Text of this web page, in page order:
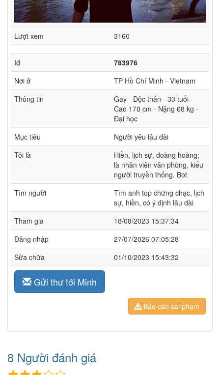
Lượt xem 3160
Id
783976
Nơi ở
TP Hồ Chí Minh - Vietnam
Thông tin
Gay - Độc thân - 33 tuổi -
Cao 170 cm - Nặng 68 kg -
Đại học
Mục tiêu
Người yêu lâu dài
Tôi là
Hiền, lịch sự, đoàng hoàng;
là nhân viên văn phòng, kiểu
người truyền thống. Bot
Tìm người
Tìm anh top chững chạc, lịch
sự, hiền, có ý định lâu dài
Tham gia
18/08/2023 15:37:34
Đăng nhập
27/07/2026 07:05:28
Sửa chữa
01/10/2023 15:43:32
Gửi thư tới Minh
Báo cáo sai phạm
8 Người đánh giá